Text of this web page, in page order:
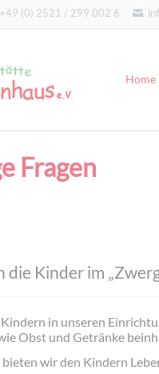
+49 (0) 2521 / 299 002 6
Home
Fragen
die Kinder im
in unseren
Obst und Getränke
wir den Kindern